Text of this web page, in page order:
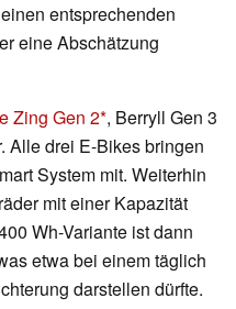
entsprechenden
eine Abschätzung
Zing Gen 2 , Berryll Gen 3
Alle drei E-Bikes bringen
System mit. Weiterhin
mit einer Kapazität
Wh-Variante ist dann
etwa bei einem täglich
darstellen dürfte.